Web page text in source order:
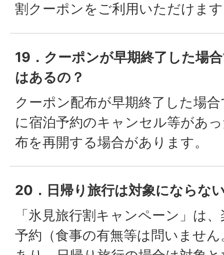
割クーポンをご利用いただけま
19．クーポンが早期終了した場
はあるの？
クーポン配布が早期終了した場
に宿泊予約のキャンセル等があ
布を再開する場合があります。
20．日帰り旅行は対象にならな
「氷見旅行割キャンペーン」は
予約（食事の有無等は問いませ